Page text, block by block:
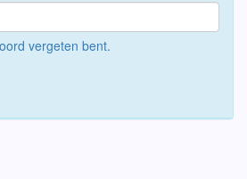
vergeten bent.